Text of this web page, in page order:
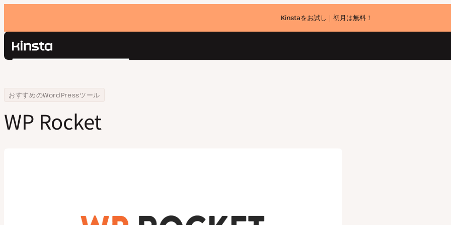
Kinstaをお試し｜初月は無料！
Kinsta®
価格設定
お問い合わせ
検
Home
会社
おすすめのWordPressツール
WP Rocket
WP Rocket